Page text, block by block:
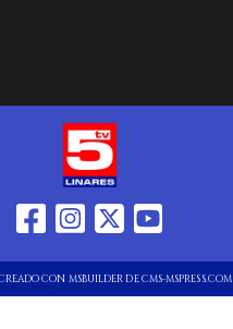
CON MSBUILDER DE CMS-MSPRESS.COM